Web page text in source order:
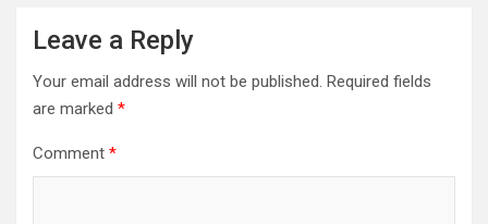
Leave a Reply
Your email address will not be published. Required fields
are marked *
Comment *